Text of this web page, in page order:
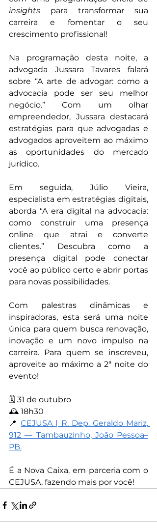
insights para transformar sua
carreira e fomentar o seu
crescimento profissional!
Na programação desta noite, a
advogada Jussara Tavares falará
sobre “A arte de advogar: como a
advocacia pode ser seu melhor
negócio.” Com um olhar
empreendedor, Jussara destacará
estratégias para que advogadas e
advogados aproveitem ao máximo
as oportunidades do mercado
jurídico.
Em seguida, Júlio Vieira,
especialista em estratégias digitais,
aborda “A era digital na advocacia:
como construir uma presença
online que atrai e converte
clientes.” Descubra como a
presença digital pode conectar
você ao público certo e abrir portas
para novas possibilidades.
Com palestras dinâmicas e
inspiradoras, esta será uma noite
única para quem busca renovação,
inovação e um novo impulso na
carreira. Para quem se inscreveu,
aproveite ao máximo a 2ª noite do
evento!
🗓 31 de outubro
🕰 18h30
📍 CEJUSA | R. Dep. Geraldo Mariz,
912 — Tambauzinho, João Pessoa–
PB.
É a Nova Caixa, em parceria com o
CEJUSA, fazendo mais por você!